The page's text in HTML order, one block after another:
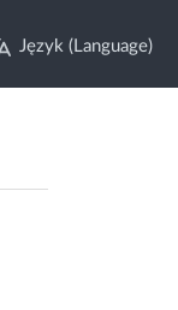
Język (Language)